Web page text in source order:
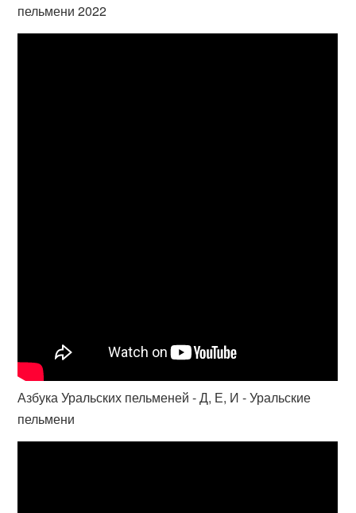
пельмени 2022
Азбука Уральских пельменей - Д, Е, И - Уральские
пельмени